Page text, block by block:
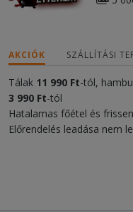
AKCIÓK SZÁLLÍTÁSI
Tálak 11 990 Ft-tól,
3 990 Ft-tól
Hatalamas főétel és
Előrendelés leadása nem